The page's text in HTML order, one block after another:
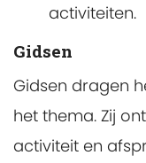
activiteiten.
Gidsen
Gidsen dragen
het thema. Zij
activiteit en